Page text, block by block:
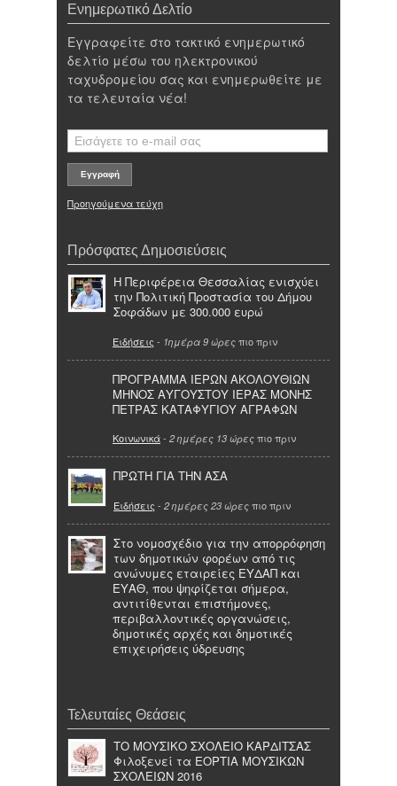
Ενημερωτικό Δελτίο
Εγγραφείτε στο τακτικό ενημερωτικό
δελτίο μέσω του ηλεκτρονικού
ταχυδρομείου σας και ενημερωθείτε με
τα τελευταία νέα!
Προηγούμενα τεύχη
Πρόσφατες Δημοσιεύσεις
Η Περιφέρεια Θεσσαλίας ενισχύει
την Πολιτική Προστασία του Δήμου
Σοφάδων με 300.000 ευρώ
Ειδήσεις - 1ημέρα 9 ώρες πιο πριν
ΠΡΟΓΡΑΜΜΑ ΙΕΡΩΝ ΑΚΟΛΟΥΘΙΩΝ
ΜΗΝΟΣ ΑΥΓΟΥΣΤΟΥ ΙΕΡΑΣ ΜΟΝΗΣ
ΠΕΤΡΑΣ ΚΑΤΑΦΥΓΙΟΥ ΑΓΡΑΦΩΝ
Κοινωνικά- 2 ημέρες 13 ώρες πιο πριν
ΠΡΩΤΗ ΓΙΑ ΤΗΝ ΑΣΑ
Ειδήσεις - 2 ημέρες 23 ώρες πιο πριν
Στο νομοσχέδιο για την απορρόφηση
των δημοτικών φορέων από τις
ανώνυμες εταιρείες ΕΥΔΑΠ και
ΕΥΑΘ, που ψηφίζεται σήμερα,
αντιτίθενται επιστήμονες,
περιβαλλοντικές οργανώσεις,
δημοτικές αρχές και δημοτικές
επιχειρήσεις ύδρευσης
Τελευταίες Θεάσεις
ΤΟ ΜΟΥΣΙΚΟ ΣΧΟΛΕΙΟ ΚΑΡΔΙΤΣΑΣ
Φιλοξενεί τα ΕΟΡΤΙΑ ΜΟΥΣΙΚΩΝ
ΣΧΟΛΕΙΩΝ 2016